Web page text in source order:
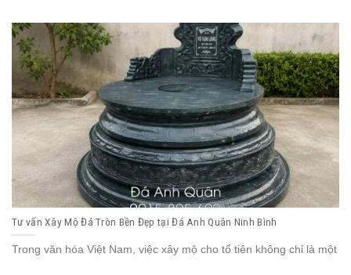
Tư vấn Xây Mộ Đá Tròn Bền Đẹp tại Đá Anh Quân Ninh Bình
Trong văn hóa Việt Nam, việc xây mộ cho tổ tiên không chỉ là một